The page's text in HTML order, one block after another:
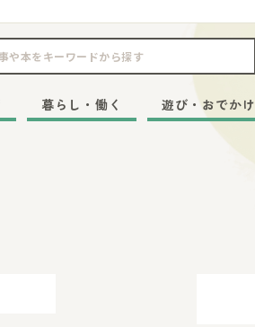
暮らし・働く 遊び・おでかけ